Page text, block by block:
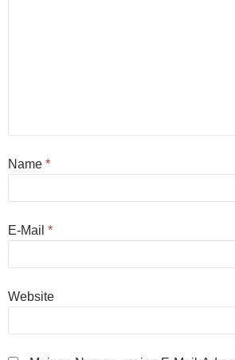
Name *
E-Mail *
Website